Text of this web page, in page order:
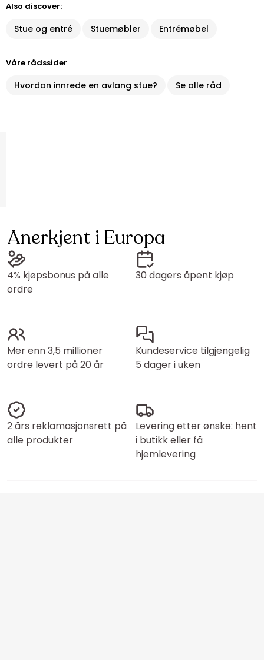
Also discover:
Stue og entré Stuemøbler Entrémøbel
Våre rådssider
Hvordan innrede en avlang stue? Se alle råd
Anerkjent i Europa
4% kjøpsbonus på alle
ordre
30 dagers åpent kjøp
Mer enn 3,5 millioner
ordre levert på 20 år
Kundeservice tilgjengelig
5 dager i uken
2 års reklamasjonsrett på
alle produkter
Levering etter ønske: hent
i butikk eller få
hjemlevering